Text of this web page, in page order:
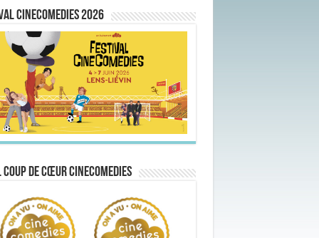
CINECOMEDIES 2026
de Cœur CineComedies